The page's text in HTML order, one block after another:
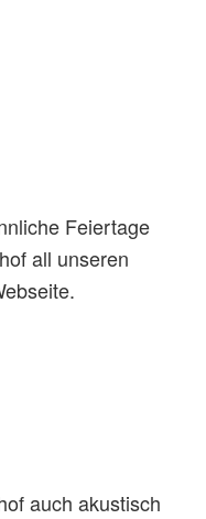
Feiertage
all unseren
auch akustisch